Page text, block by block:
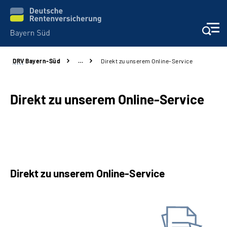
Beratung und Kontakt
Karriere
Über Uns
DRV Bayern-Süd … Direkt zu unserem Online-Service
Direkt zu unserem Online-Service
Direkt zu unserem Online-Service